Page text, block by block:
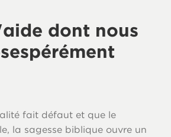
dont nous
fait défaut et que le
la sagesse biblique ouvre un